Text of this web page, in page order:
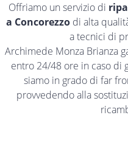
Offriamo un servizio di
a Concorezzodi alta
a tecnici di
Archimede Monza Brianza
entro 24/48 ore in caso di
siamo in grado di far
provvedendo alla